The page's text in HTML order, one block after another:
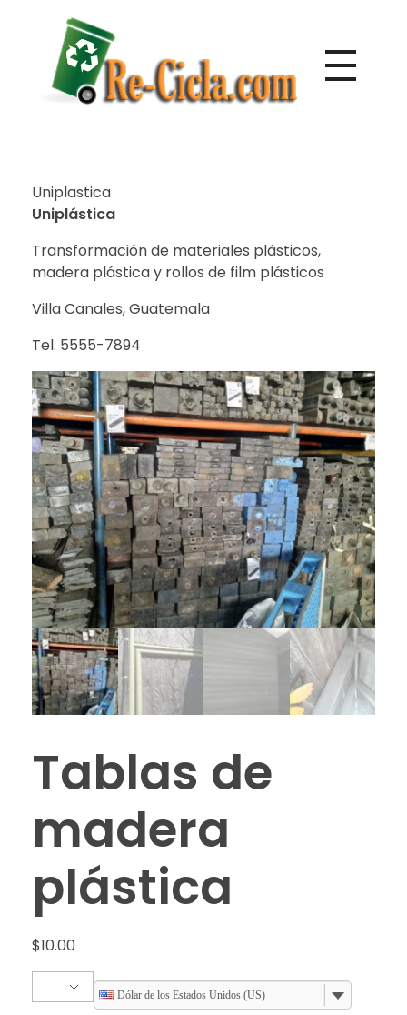
Uniplastica
Uniplástica
Transformación de materiales plásticos,
madera plástica y rollos de film plásticos
Villa Canales, Guatemala
Tel. 5555-7894
Tablas de
madera
plástica
$10.00
Dólar de los Estados Unidos (US)